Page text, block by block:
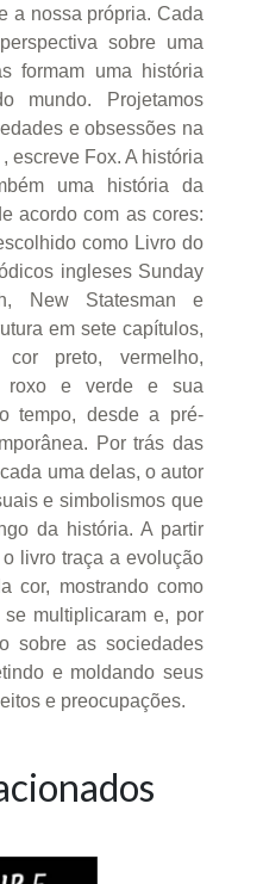
a nossa própria. Cada
sobre uma
formam uma história
mundo. Projetamos
e obsessões na
escreve Fox. A história
uma história da
acordo com as cores:
como Livro do
ingleses Sunday
New Statesman e
em sete capítulos,
preto, vermelho,
roxo e verde e sua
tempo, desde a pré-
Por trás das
uma delas, o autor
e simbolismos que
da história. A partir
livro traça a evolução
cor, mostrando como
multiplicaram e, por
sobre as sociedades
e moldando seus
e preocupações.